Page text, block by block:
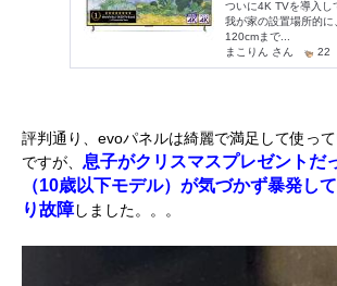
評判通り、evoパネルは綺麗で満足して使って
ですが、 息子がクリスマスプレゼントだ
（10歳以下モデル）が気づかず暴発し
り故障しました。。。